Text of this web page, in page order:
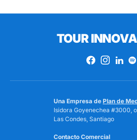
TOUR
Una Empresa de Plan de
Isidora Goyenechea #3000,
Las Condes, Santiago
Contacto Comercial